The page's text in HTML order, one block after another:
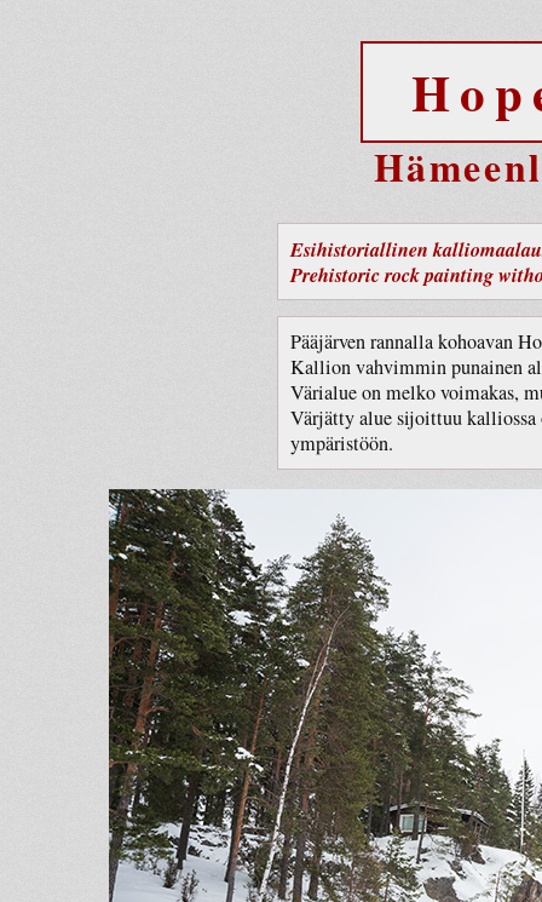
Esihistoriallinen
Prehistoric rock painting
Pääjärven rannalla kohoavan
Kallion vahvimmin punainen
Värialue on melko voimakas,
Värjätty alue sijoittuu kalliossa
ympäristöön.